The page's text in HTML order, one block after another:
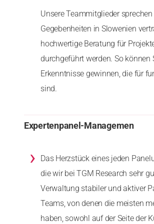
Unsere Teammitglieder
Gegebenheiten in Slowenien
hochwertige Beratung für
durchgeführt werden. So
Erkenntnisse gewinnen, die für
sind.
Expertenpanel-Managemen
›
Das Herzstück eines jeden
die wir bei TGM Research sehr
Verwaltung stabiler und aktiver
Teams, von denen die meisten
haben, sowohl auf der Seite der